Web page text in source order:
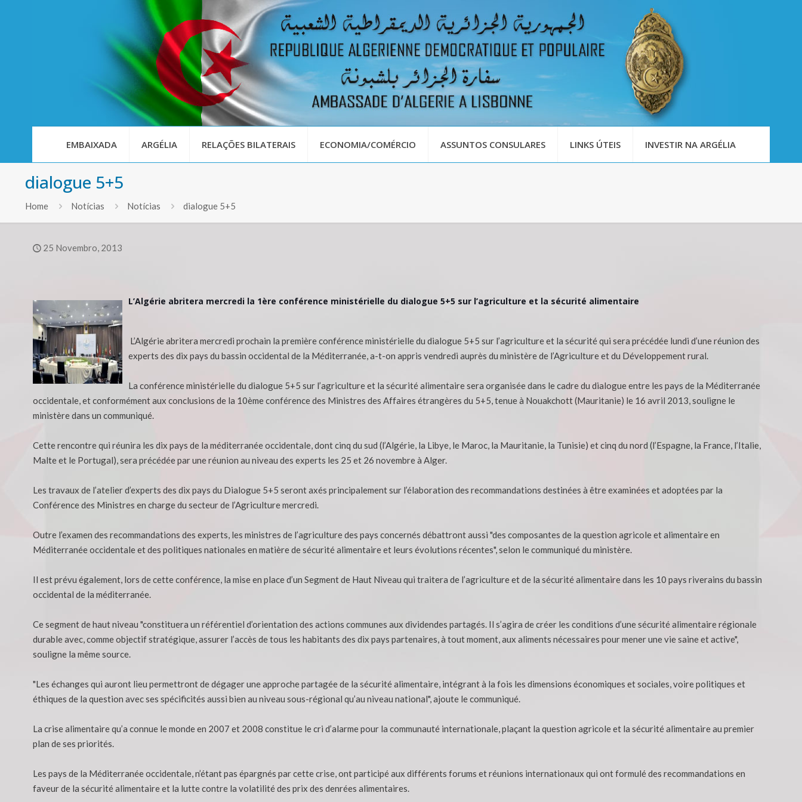
EMBAIXADA ARGÉLIA RELAÇÕES BILATERAIS ECONOMIA/COMÉRCIO ASSUNTOS CONSULARES LINKS ÚTEIS INVESTIR NA ARGÉLIA
dialogue 5+5
Home Notícias Notícias dialogue 5+5
25 Novembro, 2013
L’Algérie abritera mercredi la 1ère conférence ministérielle du dialogue 5+5 sur l’agriculture et la sécurité alimentaire
L’Algérie abritera mercredi prochain la première conférence ministérielle du dialogue 5+5 sur l’agriculture et la sécurité qui sera précédée lundi d’une réunion des
experts des dix pays du bassin occidental de la Méditerranée, a-t-on appris vendredi auprès du ministère de l’Agriculture et du Développement rural.
La conférence ministérielle du dialogue 5+5 sur l’agriculture et la sécurité alimentaire sera organisée dans le cadre du dialogue entre les pays de la Méditerranée
occidentale, et conformément aux conclusions de la 10ème conférence des Ministres des Affaires étrangères du 5+5, tenue à Nouakchott (Mauritanie) le 16 avril 2013, souligne le
ministère dans un communiqué.
Cette rencontre qui réunira les dix pays de la méditerranée occidentale, dont cinq du sud (l’Algérie, la Libye, le Maroc, la Mauritanie, la Tunisie) et cinq du nord (l’Espagne, la France, l’Italie,
Malte et le Portugal), sera précédée par une réunion au niveau des experts les 25 et 26 novembre à Alger.
Les travaux de l’atelier d’experts des dix pays du Dialogue 5+5 seront axés principalement sur l’élaboration des recommandations destinées à être examinées et adoptées par la
Conférence des Ministres en charge du secteur de l’Agriculture mercredi.
Outre l’examen des recommandations des experts, les ministres de l’agriculture des pays concernés débattront aussi "des composantes de la question agricole et alimentaire en
Méditerranée occidentale et des politiques nationales en matière de sécurité alimentaire et leurs évolutions récentes", selon le communiqué du ministère.
Il est prévu également, lors de cette conférence, la mise en place d’un Segment de Haut Niveau qui traitera de l’agriculture et de la sécurité alimentaire dans les 10 pays riverains du bassin
occidental de la méditerranée.
Ce segment de haut niveau "constituera un référentiel d’orientation des actions communes aux dividendes partagés. Il s’agira de créer les conditions d’une sécurité alimentaire régionale
durable avec, comme objectif stratégique, assurer l’accès de tous les habitants des dix pays partenaires, à tout moment, aux aliments nécessaires pour mener une vie saine et active",
souligne la même source.
"Les échanges qui auront lieu permettront de dégager une approche partagée de la sécurité alimentaire, intégrant à la fois les dimensions économiques et sociales, voire politiques et
éthiques de la question avec ses spécificités aussi bien au niveau sous-régional qu’au niveau national", ajoute le communiqué.
La crise alimentaire qu’a connue le monde en 2007 et 2008 constitue le cri d’alarme pour la communauté internationale, plaçant la question agricole et la sécurité alimentaire au premier
plan de ses priorités.
Les pays de la Méditerranée occidentale, n’étant pas épargnés par cette crise, ont participé aux différents forums et réunions internationaux qui ont formulé des recommandations en
faveur de la sécurité alimentaire et la lutte contre la volatilité des prix des denrées alimentaires.